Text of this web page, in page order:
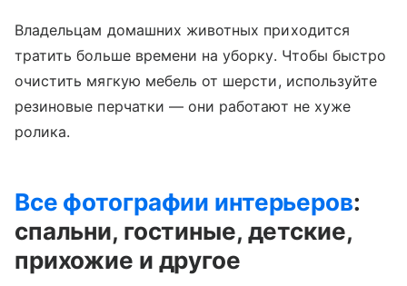
Владельцам домашних животных приходится
тратить больше времени на уборку. Чтобы быстро
очистить мягкую мебель от шерсти, используйте
резиновые перчатки — они работают не хуже
ролика.
Все фотографии интерьеров:
спальни, гостиные, детские,
прихожие и другое